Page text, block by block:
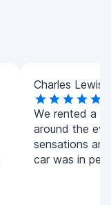
Charles Lewis
We rented a
around the
sensations
car was in